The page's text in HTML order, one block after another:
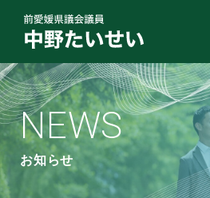
NEWS
お知らせ